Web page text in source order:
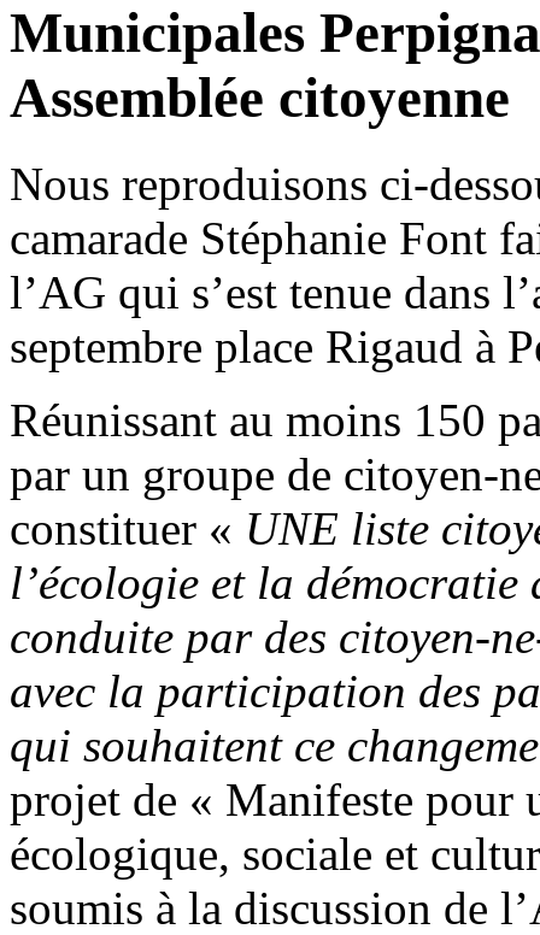
Municipales
Assemblée citoyenne
Nous reproduisons ci-
camarade Stéphanie Font
l’AG qui s’est tenue dans
septembre place Rigaud à
Réunissant au moins 150
par un groupe de citoyen-
constituer « UNE liste
l’écologie et la
conduite par des citoyen-
avec la participation des
qui souhaitent ce
projet de « Manifeste pour
écologique, sociale et
soumis à la discussion de